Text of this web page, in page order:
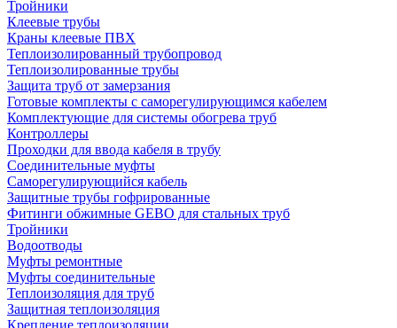
Тройники
Клеевые трубы
Краны клеевые ПВХ
Теплоизолированный трубопровод
Теплоизолированные трубы
Защита труб от замерзания
Готовые комплекты с саморегулирующимся кабелем
Комплектующие для системы обогрева труб
Контроллеры
Проходки для ввода кабеля в трубу
Соединительные муфты
Саморегулирующийся кабель
Защитные трубы гофрированные
Фитинги обжимные GEBO для стальных труб
Тройники
Водоотводы
Муфты ремонтные
Муфты соединительные
Теплоизоляция для труб
Защитная теплоизоляция
Крепление теплоизоляции